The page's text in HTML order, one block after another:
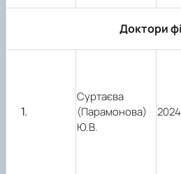
Доктори
Суртаєва
(Парамонова)
Ю.В.
2024